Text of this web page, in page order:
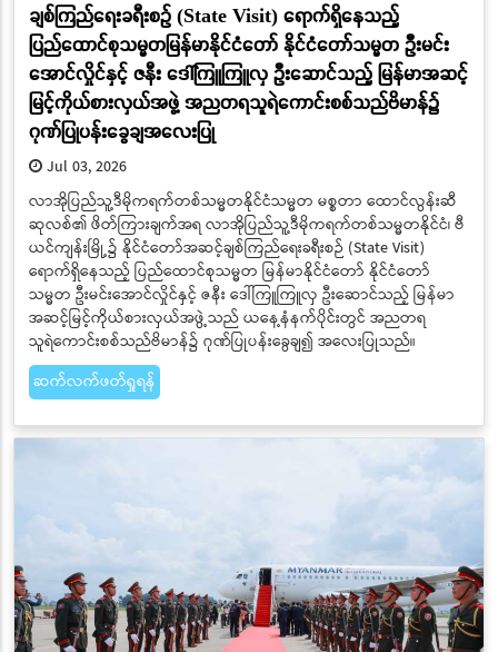
ချစ်ကြည်ရေးခရီးစဉ် (State Visit) ရောက်ရှိနေသည့်
ပြည်ထောင်စုသမ္မတမြန်မာနိုင်ငံတော် နိုင်ငံတော်သမ္မတ ဦးမင်း
အောင်လှိုင်နှင့် ဇနီး ဒေါ်ကြူကြူလှ ဦးဆောင်သည့် မြန်မာအဆင့်
မြင့်ကိုယ်စားလှယ်အဖွဲ့ အညတရသူရဲကောင်းစစ်သည်ဗိမာန်၌
ဂုဏ်ပြုပန်းခွေချအလေးပြု
Jul 03, 2026
လာအိုပြည်သူ့ဒီမိုကရက်တစ်သမ္မတနိုင်ငံသမ္မတ မစ္စတာ ထောင်လွန်းဆီ
ဆုလစ်၏ ဖိတ်ကြားချက်အရ လာအိုပြည်သူ့ဒီမိုကရက်တစ်သမ္မတနိုင်ငံ၊ ဗီ
ယင်ကျန်းမြို့၌ နိုင်ငံတော်အဆင့်ချစ်ကြည်ရေးခရီးစဉ် (State Visit)
ရောက်ရှိနေသည့် ပြည်ထောင်စုသမ္မတ မြန်မာနိုင်ငံတော် နိုင်ငံတော်
သမ္မတ ဦးမင်းအောင်လှိုင်နှင့် ဇနီး ဒေါ်ကြူကြူလှ ဦးဆောင်သည့် မြန်မာ
အဆင့်မြင့်ကိုယ်စားလှယ်အဖွဲ့သည် ယနေ့နံနက်ပိုင်းတွင် အညတရ
သူရဲကောင်းစစ်သည်ဗိမာန်၌ ဂုဏ်ပြုပန်းခွေချ၍ အလေးပြုသည်။
ဆက်လက်ဖတ်ရှုရန်